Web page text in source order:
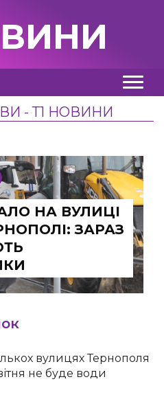
- Т1 НОВИНИ
НА ВУЛИЦІ
ЗАРАЗ
вулицях Тернополя
не буде води